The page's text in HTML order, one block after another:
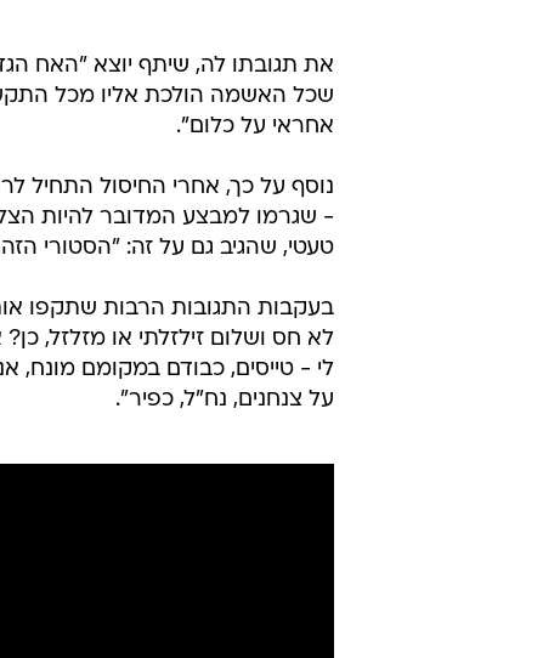
את תגובתו לה, שיתף יוצא "האח
שכל האשמה הולכת אליו מכל
אחראי על כלום".
נוסף על כך, אחרי החיסול התחיל
- שגרמו למבצע המדובר להיות
טעטי, שהגיב גם על זה: "הסטורי
בעקבות התגובות הרבות שתקפו
לא חס ושלום זילזלתי או מזלזל,
לי - טייסים, כבודם במקומם מונח,
על צנחנים, נח"ל, כפיר".